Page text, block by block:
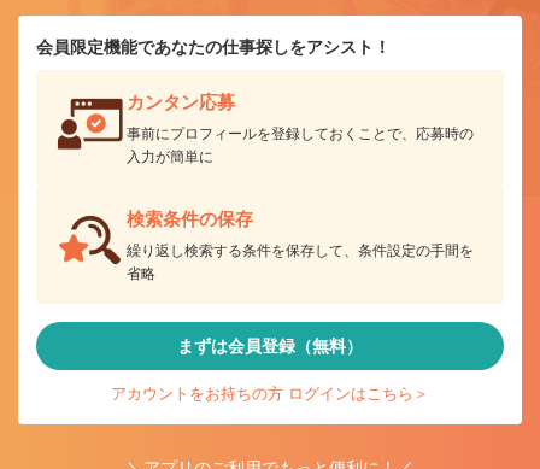
会員限定機能であなたの仕事探しをアシスト！
カンタン応募
事前にプロフィールを登録しておくことで、応募時の
入力が簡単に
検索条件の保存
繰り返し検索する条件を保存して、条件設定の手間を
省略
まずは会員登録（無料）
アカウントをお持ちの方 ログインはこちら＞